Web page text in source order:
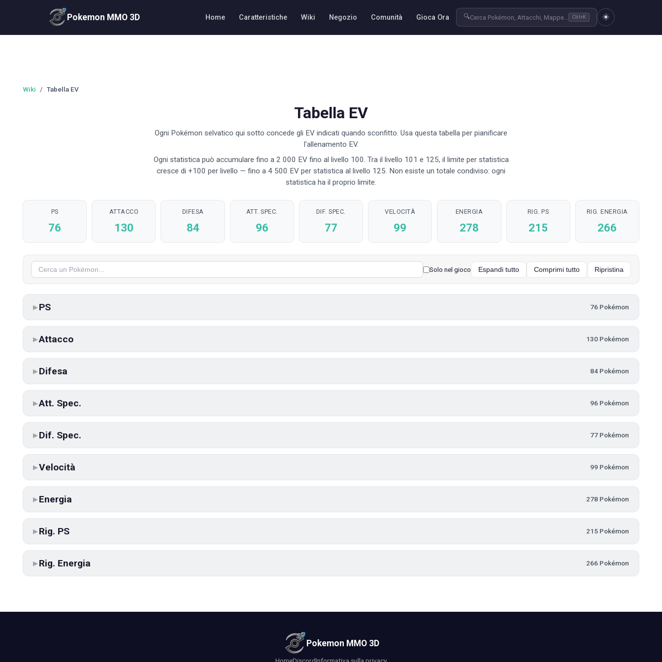
Pokemon MMO 3D Home Caratteristiche Wiki Negozio Comunità Gioca Ora 🔍Cerca Pokémon, Attacchi, Mappe... Ctrl+K ☀️
Wiki / Tabella EV
Tabella EV
Ogni Pokémon selvatico qui sotto concede gli EV indicati quando sconfitto. Usa questa tabella per pianificare
l'allenamento EV.
Ogni statistica può accumulare fino a 2 000 EV fino al livello 100. Tra il livello 101 e 125, il limite per statistica
cresce di +100 per livello — fino a 4 500 EV per statistica al livello 125. Non esiste un totale condiviso: ogni
statistica ha il proprio limite.
PS
76
ATTACCO
130
DIFESA
84
ATT. SPEC.
96
DIF. SPEC.
77
VELOCITÀ
99
ENERGIA
278
RIG. PS
215
RIG. ENERGIA
266
Solo nel gioco Espandi tutto Comprimi tutto Ripristina
▶ PS 76 Pokémon
▶Attacco 130 Pokémon
▶ Difesa 84 Pokémon
▶Att. Spec. 96 Pokémon
▶ Dif. Spec. 77 Pokémon
▶Velocità 99 Pokémon
▶ Energia 278 Pokémon
▶ Rig. PS 215 Pokémon
▶ Rig. Energia 266 Pokémon
Pokemon MMO 3D